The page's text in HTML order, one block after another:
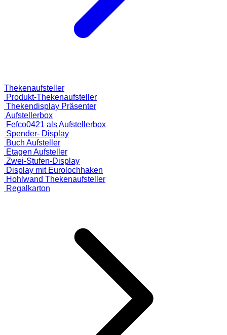
Thekenaufsteller
Produkt-Thekenaufsteller
Thekendisplay Präsenter
Aufstellerbox
Fefco0421 als Aufstellerbox
Spender- Display
Buch Aufsteller
Etagen Aufsteller
Zwei-Stufen-Display
Display mit Eurolochhaken
Hohlwand Thekenaufsteller
Regalkarton